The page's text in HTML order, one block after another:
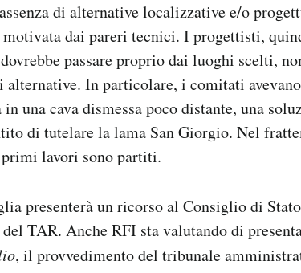
di alternative localizzative e/o
motivata dai pareri tecnici. I progettisti,
passare proprio dai luoghi scelti,
alternative. In particolare, i comitati
una cava dismessa poco distante, una
di tutelare la lama San Giorgio. ​​Nel
lavori sono partiti.
presenterà un ricorso al Consiglio di
TAR. Anche RFI sta valutando di
, il provvedimento del tribunale